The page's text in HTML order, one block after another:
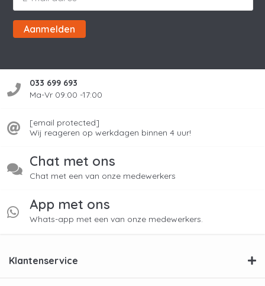
Aanmelden
033 699 693
Ma-Vr 09:00 -17:00
[email protected]
Wij reageren op werkdagen binnen 4 uur!
Chat met ons
Chat met een van onze medewerkers
App met ons
Whats-app met een van onze medewerkers.
Klantenservice